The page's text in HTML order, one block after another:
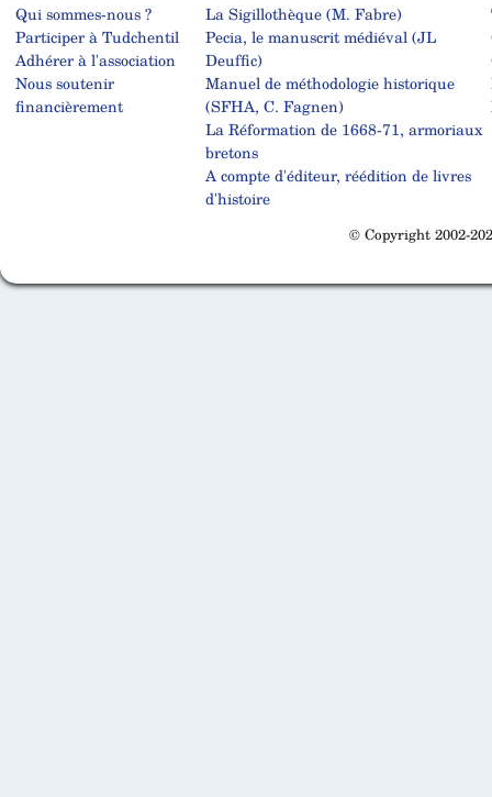
Qui sommes-nous ?
Participer à Tudchentil
Adhérer à l'association
Nous soutenir
financièrement
La Sigillothèque (M. Fabre)
Pecia, le manuscrit médiéval (JL
Deuffic)
Manuel de méthodologie historique
(SFHA, C. Fagnen)
La Réformation de 1668-71, armoriaux
bretons
A compte d'éditeur, réédition de livres
d'histoire
© Copyright 2002-